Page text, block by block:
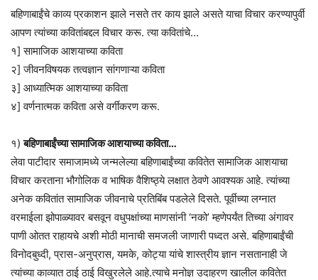
बहिणाबाईंचे काव्य प्रकाशन झाले नसते तर काय झाले असते याचा विचार करण्यापुर्वी
आपण त्यांच्या कवितांबद्दल विचार करू. त्या कवितांचे…
१] सामाजिक आशयाच्या कविता
२] जीवनविषयक तत्वज्ञान सांगणाऱ्या कविता
३] आध्यात्मिक आशयाच्या कविता
४] वर्णनात्मक कविता असे वर्गीकरण करू.
१)बहिणाबाईंच्या सामाजिक आशयाच्या कविता…
लेवा पाटीदार समाजामध्ये जन्मलेल्या बहिणाबाईंच्या कवितेत सामाजिक आशयाचा
विचार करताना भौगोलिक व भाषिक वैशिष्ठ्ये लक्षात ठेवणे आवश्यक आहे. त्यांच्या
अनेक कवितांत सामाजिक जीवनाचे प्रतिबिंब पडलेले दिसते. पूर्वीच्या लग्नात
वरमाईला झोपाळ्यावर बसवून वधुपक्षांच्या माणसांनी ‘नको’ म्हणेपर्यंत तिच्या अंगावर
पाणी ओतत राहायचे अशी मोठी मानाची समजली जाणारी पध्दत असे. बहिणाबाईंची
विनोदबुध्दी, प्रास-अनुप्रास, यमके, कोट्या यांचे शास्त्रीय ज्ञान नसतानाही जे
त्यांच्या काव्यात ठाई ठाई विखुरलेले आहे.त्याचे मनोज्ञ उदाहरण खालील कवितेत